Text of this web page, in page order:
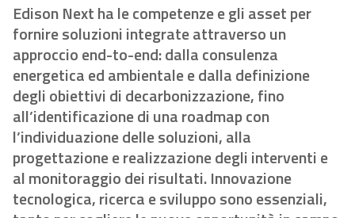
Edison Next ha le competenze e gli asset per
fornire soluzioni integrate attraverso un
approccio end-to-end: dalla consulenza
energetica ed ambientale e dalla definizione
degli obiettivi di decarbonizzazione, fino
all’identificazione di una roadmap con
l’individuazione delle soluzioni, alla
progettazione e realizzazione degli interventi e
al monitoraggio dei risultati. Innovazione
tecnologica, ricerca e sviluppo sono essenziali,